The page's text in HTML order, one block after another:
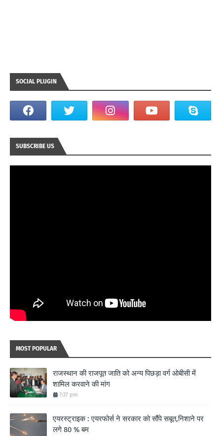
SOCIAL PLUGIN
SUBSCRIBE US
MOST POPULAR
राजस्थान की राजपूत जाति को अन्य पिछड़ा वर्ग ओबीसी में
शामिल करवाने की मांग
7:27 pm
एयरस्ट्राइक : एयरफोर्स ने सरकार को सौंपे सबूत,निशाने पर
लगे 80 % बम